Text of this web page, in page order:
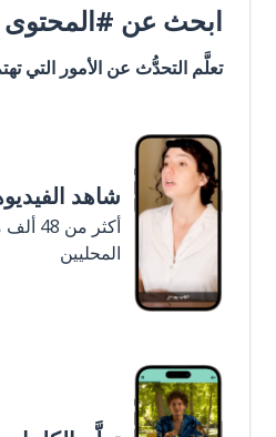
ابحث عن #المحتوى
تعلَّم التحدُّث عن الأمور التي
شاهد
أكثر
المحليين